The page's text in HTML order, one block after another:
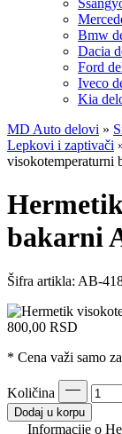
Bmw
Dacia
Ford
Iveco
Kia
MD Auto delovi »
Lepkovi i zaptivači
visokotemperaturni
bakarni
Šifra artikla: AB-
800,00 RSD
* Cena važi samo
Količina
Dodaj u korpu
Informacije o